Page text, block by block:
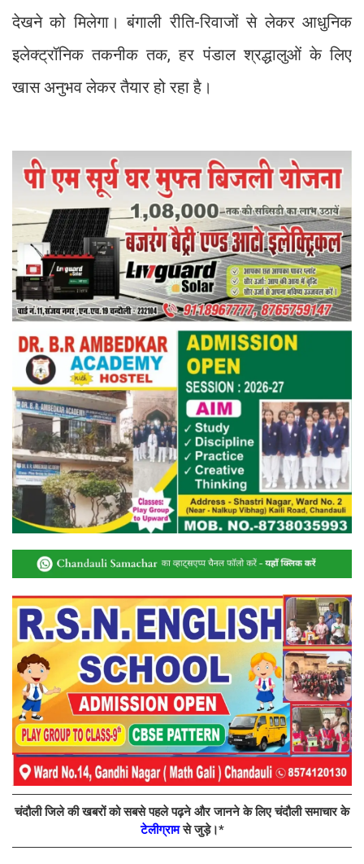
देखने को मिलेगा। बंगाली रीति-रिवाजों से लेकर आधुनिक
इलेक्ट्रॉनिक तकनीक तक, हर पंडाल श्रद्धालुओं के लिए
खास अनुभव लेकर तैयार हो रहा है।
चंदौली जिले की खबरों को सबसे पहले पढ़ने और जानने के लिए चंदौली समाचार के
टेलीग्रामसे जुड़े।*